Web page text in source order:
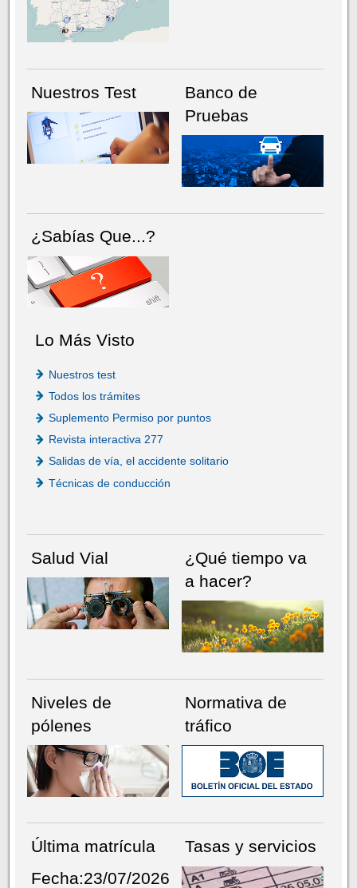
NÚMERO ACTUALHEMEROTECA
Nuestros Test
Banco de
Pruebas
¿Sabías Que...?
Lo Más Visto
Nuestros test
Todos los trámites
Suplemento Permiso por puntos
Revista interactiva 277
Salidas de vía, el accidente solitario
Técnicas de conducción
Salud Vial
¿Qué tiempo va
a hacer?
Niveles de
pólenes
Normativa de
tráfico
Última matrícula
Fecha:23/07/2026
Tasas y servicios